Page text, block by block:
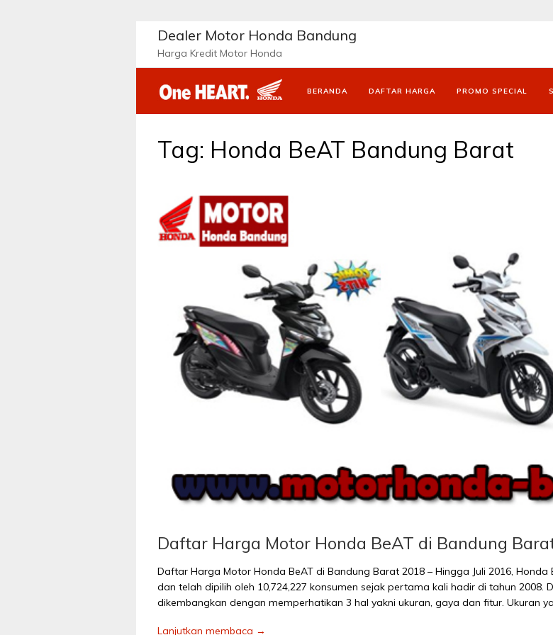
Dealer Motor Honda Bandung
Harga Kredit Motor Honda
BERANDA DAFTAR HARGA PROMO SPECIAL
Tag: Honda BeAT Bandung Barat
Daftar Harga Motor Honda BeAT di Bandung
Daftar Harga Motor Honda BeAT di Bandung Barat 2018 – Hingga Juli 2016,
dan telah dipilih oleh 10,724,227 konsumen sejak pertama kali hadir di tahun 2008.
dikembangkan dengan memperhatikan 3 hal yakni ukuran, gaya dan fitur. Ukuran
Lanjutkan membaca →